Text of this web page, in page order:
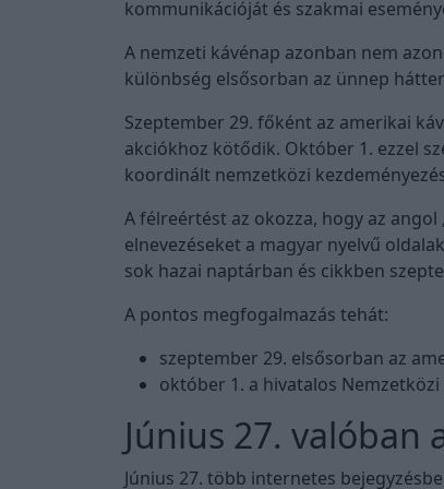
kommunikációját és szakmai
A nemzeti kávénap azonban nem
különbség elsősorban az ünnep
Szeptember 29. főként az amerikai
akciókhoz kötődik. Október 1. ezzel
koordinált nemzetközi
A félreértést az okozza, hogy az angol
elnevezéseket a magyar nyelvű
sok hazai naptárban és cikkben
A pontos megfogalmazás tehát:
szeptember 29. elsősorban az
október 1. a hivatalos Nemzetközi
Június 27. valóban
Június 27. több internetes